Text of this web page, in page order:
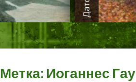
Метка: Иоганнес Гау